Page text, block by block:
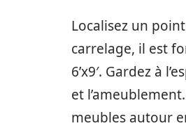
Localisez un
carrelage, il est
6’x9′. Gardez à
et
meubles autour